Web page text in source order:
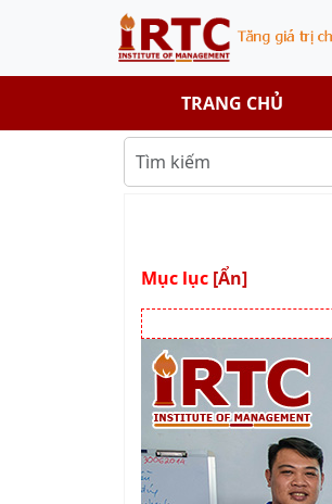
TRANG CHỦ
Mục lục [Ẩn]